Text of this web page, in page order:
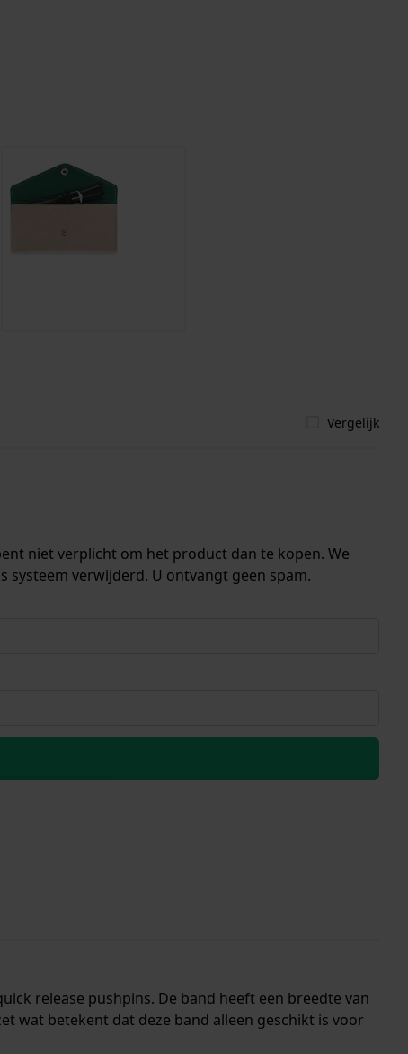
Vergelijk
niet verplicht om het product dan te kopen. We
verwijderd. U ontvangt geen spam.
release pushpins. De band heeft een breedte van
wat betekent dat deze band alleen geschikt is voor